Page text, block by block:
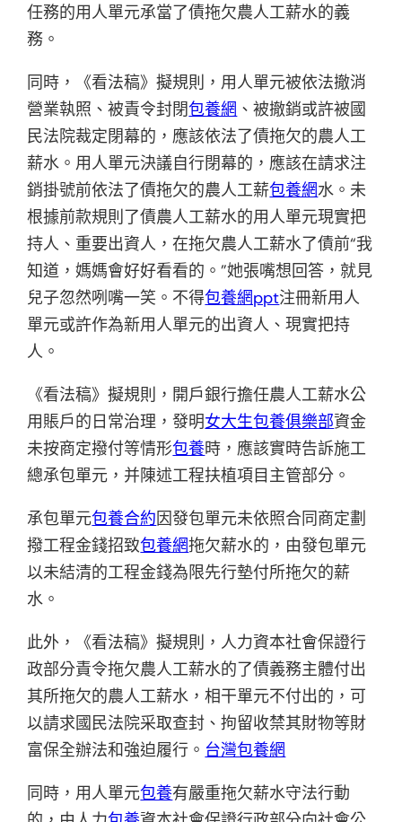
任務的用人單元承當了債拖欠農人工薪水的義
務。
同時，《看法稿》擬規則，用人單元被依法撤消
營業執照、被責令封閉包養網 、被撤銷或許被國
民法院裁定閉幕的，應該依法了債拖欠的農人工
薪水。用人單元決議自行閉幕的，應該在請求注
銷掛號前依法了債拖欠的農人工薪包養網水。未
根據前款規則了債農人工薪水的用人單元現實把
持人、重要出資人，在拖欠農人工薪水了債前“我
知道，媽媽會好好看看的。”她張嘴想回答，就見
兒子忽然咧嘴一笑。不得包養網ppt注冊新用人
單元或許作為新用人單元的出資人、現實把持
人。
《看法稿》擬規則，開戶銀行擔任農人工薪水公
用賬戶的日常治理，發明女大生包養俱樂部資金
未按商定撥付等情形包養時，應該實時告訴施工
總承包單元，并陳述工程扶植項目主管部分。
承包單元包養合約因發包單元未依照合同商定劃
撥工程金錢招致包養網拖欠薪水的，由發包單元
以未結清的工程金錢為限先行墊付所拖欠的薪
水。
此外，《看法稿》擬規則，人力資本社會保證行
政部分責令拖欠農人工薪水的了債義務主體付出
其所拖欠的農人工薪水，相干單元不付出的，可
以請求國民法院采取查封、拘留收禁其財物等財
富保全辦法和強迫履行。 台灣包養網
同時，用人單元包養有嚴重拖欠薪水守法行動